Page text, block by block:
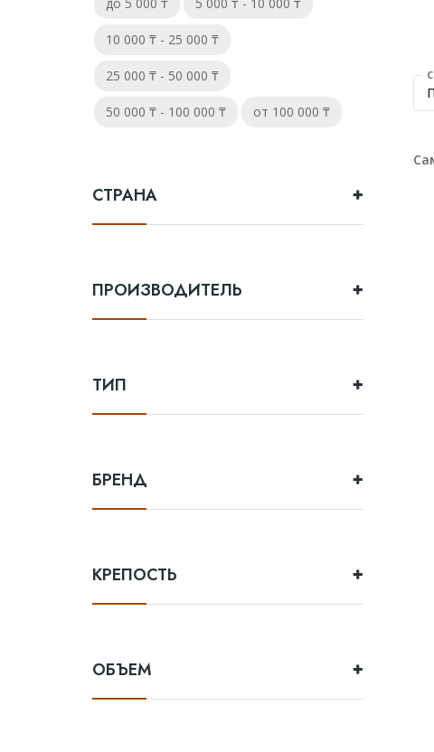
до 5 000 ₸ 5 000 ₸ - 10 000 ₸
10 000 ₸ - 25 000 ₸
25 000 ₸ - 50 000 ₸
50 000 ₸ - 100 000 ₸ от 100 000 ₸
СТРАНА
ПРОИЗВОДИТЕЛЬ
ТИП
БРЕНД
КРЕПОСТЬ
ОБЪЕМ
Johnnie walker
Highland park
Выдержка